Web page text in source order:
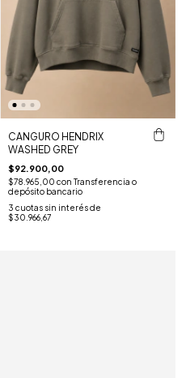
CANGURO HENDRIX
WASHED GREY
$92.900,00
$78.965,00 con Transferencia o
depósito bancario
3 cuotas sin interés de
$30.966,67